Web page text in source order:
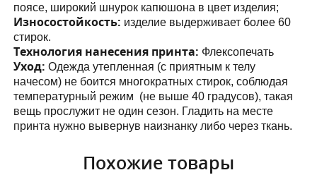
поясе, широкий шнурок капюшона в цвет изделия;
Износостойкость: изделие выдерживает более 60
стирок.
Технология нанесения принта: Флексопечать
Уход: Одежда утепленная (с приятным к телу
начесом) не боится многократных стирок, соблюдая
температурный режим (не выше 40 градусов), такая
вещь прослужит не один сезон. Гладить на месте
принта нужно вывернув наизнанку либо через ткань.
Похожие товары